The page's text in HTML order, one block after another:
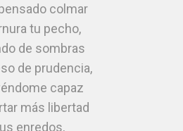
tu orgullo.
López
colmar
tu pecho,
de sombras
de prudencia,
capaz
más libertad
enredos,